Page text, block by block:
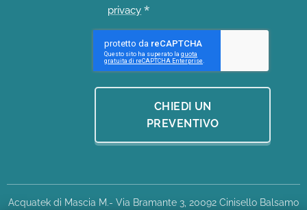
privacy
CHIEDI UN
PREVENTIVO
Acquatek di Mascia M.- Via Bramante 3, 20092 Cinisello Balsamo